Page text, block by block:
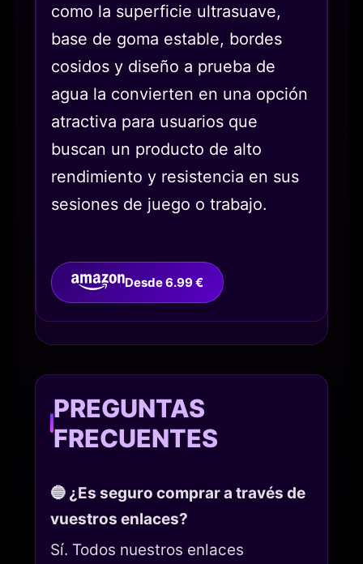
como la superficie ultrasuave,
base de goma estable, bordes
cosidos y diseño a prueba de
agua la convierten en una opción
atractiva para usuarios que
buscan un producto de alto
rendimiento y resistencia en sus
sesiones de juego o trabajo.
Desde 6.99 €
PREGUNTAS
FRECUENTES
🔵 ¿Es seguro comprar a través de
vuestros enlaces?
Sí. Todos nuestros enlaces